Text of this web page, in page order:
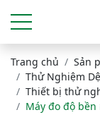
Trang chủ Sản
Thử Nghiệm
Thiết bị thử
Máy đo độ bền